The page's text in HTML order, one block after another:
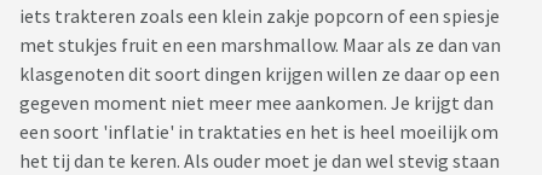
iets trakteren zoals een klein zakje popcorn of een spiesje
met stukjes fruit en een marshmallow. Maar als ze dan van
klasgenoten dit soort dingen krijgen willen ze daar op een
gegeven moment niet meer mee aankomen. Je krijgt dan
een soort 'inflatie' in traktaties en het is heel moeilijk om
het tij dan te keren. Als ouder moet je dan wel stevig staan